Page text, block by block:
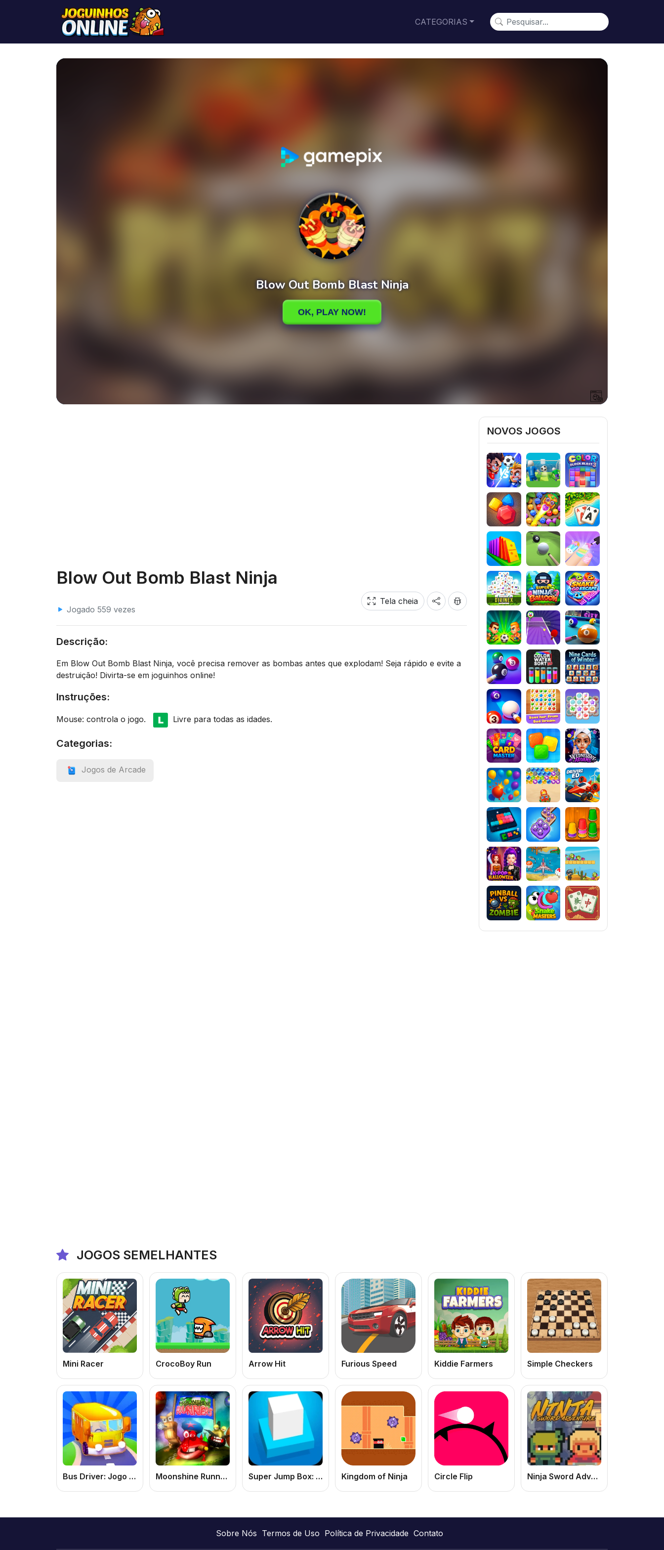
CATEGORIAS
Blow Out Bomb Blast Ninja
Jogado 559 vezes
Tela cheia
Descrição:
Em Blow Out Bomb Blast Ninja, você precisa remover as bombas antes que explodam! Seja rápido e evite a
destruição! Divirta-se em joguinhos online!
Instruções:
Mouse: controla o jogo. Livre para todas as idades.
Categorias:
Jogos de Arcade
NOVOS JOGOS
JOGOS SEMELHANTES
Mini Racer CrocoBoy Run Arrow Hit Furious Speed Kiddie Farmers Simple Checkers
Bus Driver: Jogo de Ônibus Online Grátis e Simulador de Direção Moonshine Runners Samogonki Super Jump Box: Jogo de Plataforma Online Grátis de Pular e Desviar Obstáculos Kingdom of Ninja Circle Flip Ninja Sword Adventure: Jogo de Ninja Online Grátis de Ação e Aventura
Sobre Nós Termos de Uso Política de Privacidade Contato